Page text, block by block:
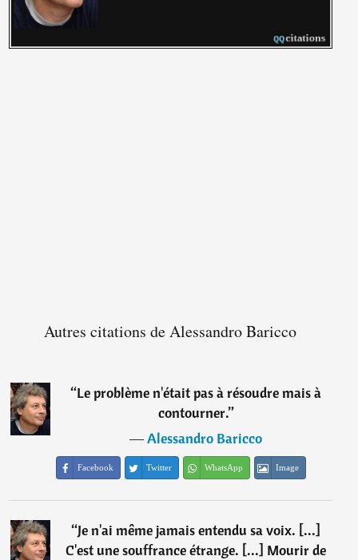
Autres citations de Alessandro Baricco
“Le problème n'était pas à résoudre mais à
contourner.”
―Alessandro Baricco
Facebook Twitter WhatsApp Image
“Je n'ai même jamais entendu sa voix. [...]
C'est une souffrance étrange. [...] Mourir de